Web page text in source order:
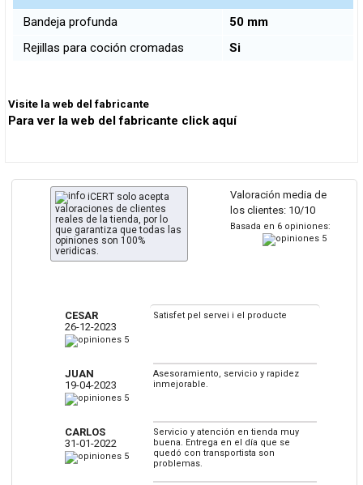
Bandeja profunda
50 mm
Rejillas para coción cromadas
Si
Visite la web del fabricante
Para ver la web del fabricante click aquí
Valoración media de
los clientes: 10/10
Basada en 6 opiniones:
iCERT solo acepta
valoraciones de clientes
reales de la tienda, por lo
que garantiza que todas las
opiniones son 100%
veridicas.
CESAR
26-12-2023
Satisfet pel servei i el producte
JUAN
19-04-2023
Asesoramiento, servicio y rapidez
inmejorable.
CARLOS
31-01-2022
Servicio y atención en tienda muy
buena. Entrega en el día que se
quedó con transportista son
problemas.